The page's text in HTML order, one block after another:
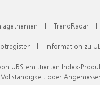
| TrendRadar |
| Information zu
UBS emittierten Index-
oder